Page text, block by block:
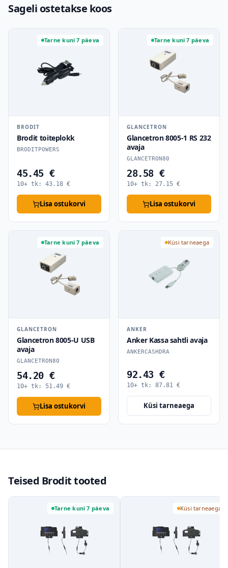
Sageli ostetakse koos
Tarne kuni 7 päeva
BRODIT
Brodit toiteplokk
BRODITPOWERS
45.45 €
10+ tk: 43.18 €
Lisa ostukorvi
Tarne kuni 7 päeva
GLANCETRON
Glancetron 8005-1 RS 232
avaja
GLANCETRON80
28.58 €
10+ tk: 27.15 €
Lisa ostukorvi
Tarne kuni 7 päeva
GLANCETRON
Glancetron 8005-U USB
avaja
GLANCETRON80
54.20 €
10+ tk: 51.49 €
Lisa ostukorvi
Küsi tarneaega
ANKER
Anker Kassa sahtli avaja
ANKERCASHDRA
92.43 €
10+ tk: 87.81 €
Küsi tarneaega
Teised Brodit tooted
Tarne kuni 7 päeva Küsi tarneaega